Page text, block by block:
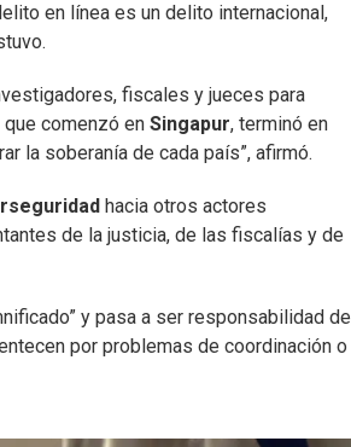
en línea es un delito internacional,
fiscales y jueces para
comenzó en Singapur, terminó en
la soberanía de cada país”, afirmó.
hacia otros actores
de la justicia, de las fiscalías y de
y pasa a ser responsabilidad de
por problemas de coordinación o